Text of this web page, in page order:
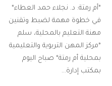
*أم رمتة: د. نجلاء حمد العطاء*
في خطوة مهمة لضبط وتقنين
مهنة التعليم بالمحلية، سلم
*مركز المهن التربوية والتعليمية
بمحلية أم رمتة* صباح اليوم
بمكتب إدارة…